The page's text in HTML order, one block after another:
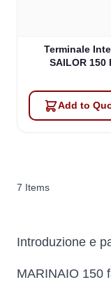
Terminale
SAILOR
Add to
7 Items
Introduzione e
MARINAIO 150